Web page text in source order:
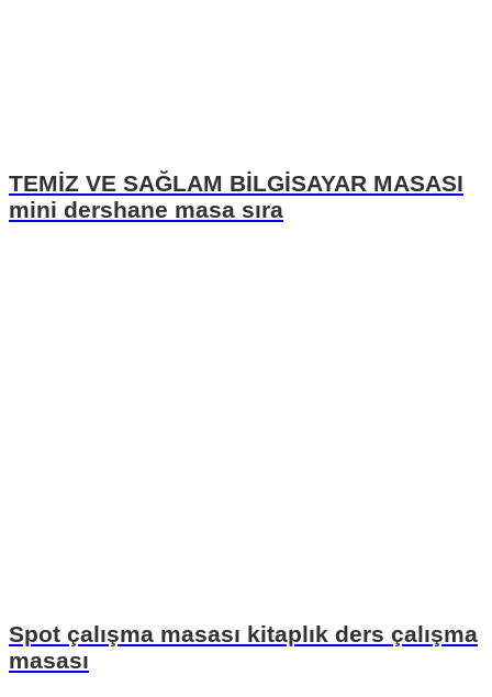
TEMİZ VE SAĞLAM BİLGİSAYAR MASASI
mini dershane masa sıra
Spot çalışma masası kitaplık ders çalışma
masası